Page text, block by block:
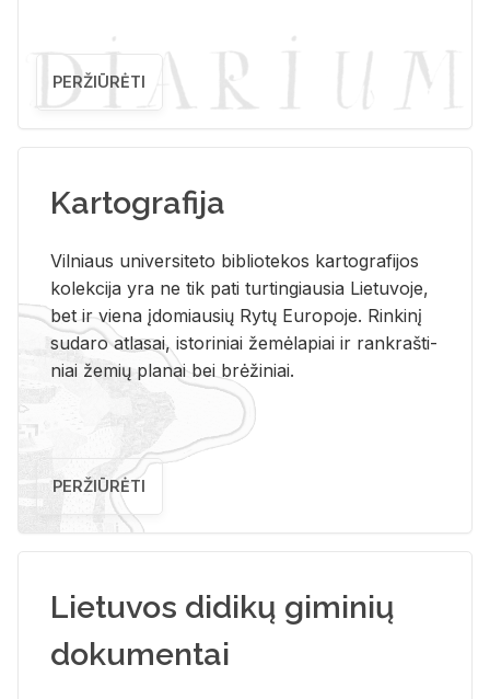
PERŽIŪRĖTI
Kartografija
Vil­niaus uni­ver­si­te­to bi­b­lio­te­kos kar­to­gra­fi­jos
ko­lek­ci­ja yra ne tik pati tur­tin­giau­sia Lie­tu­vo­je,
bet ir vie­na įdo­miau­sių Rytų Eu­ro­po­je. Rin­ki­nį
su­da­ro at­la­sai, is­to­ri­niai že­mė­la­piai ir rank­raš­ti­
niai že­mių pla­nai bei brė­ži­niai.
PERŽIŪRĖTI
Lietuvos didikų giminių
dokumentai